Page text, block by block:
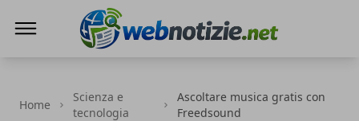
Home
Scienza e
tecnologia
Ascoltare musica gratis con
Freedsound